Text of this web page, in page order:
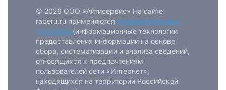
© 2026 ООО «Айтисервис» На сайте
raberu.ru применяются рекомендательные
технологии (информационные технологии
предоставления информации на основе
сбора, систематизации и анализа сведений,
относящихся к предпочтениям
пользователей сети «Интернет»,
находящихся на территории Российской